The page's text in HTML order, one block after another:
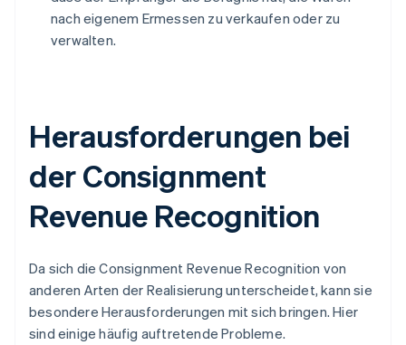
nach eigenem Ermessen zu verkaufen oder zu
verwalten.
Herausforderungen bei
der Consignment
Revenue Recognition
Da sich die Consignment Revenue Recognition von
anderen Arten der Realisierung unterscheidet, kann sie
besondere Herausforderungen mit sich bringen. Hier
sind einige häufig auftretende Probleme.